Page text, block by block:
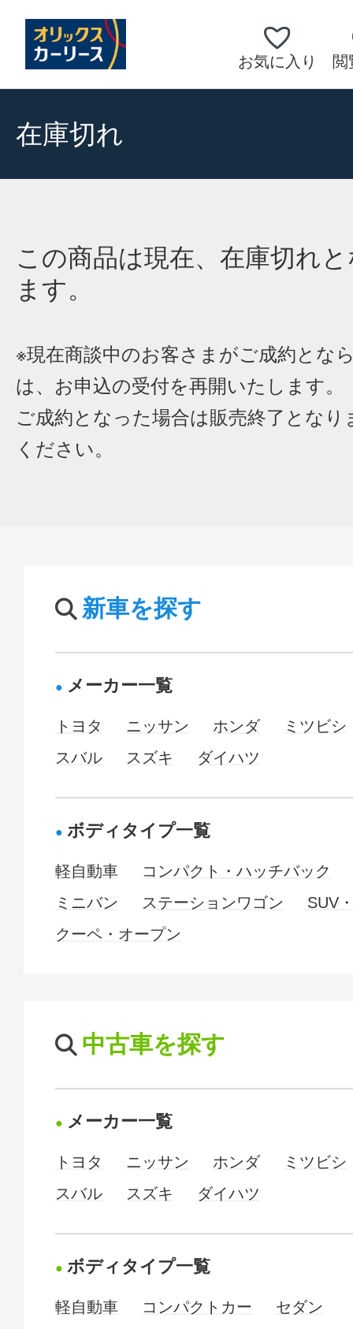
お気に入り 閲
在庫切れ
この商品は現在、在庫切れ
ます。
※現在商談中のお客さまがご成約とな
は、お申込の受付を再開いたします。
ご成約となった場合は販売終了となり
ください。
新車を探す
メーカー一覧
トヨタ ニッサン ホンダ
ミツビシ
スバル
スズキ ダイハツ
ボディタイプ一覧
軽自動車
コンパクト・ハッチバック
ミニバン
ステーションワゴン
SUV
クーペ・オープン
中古車を探す
メーカー一覧
トヨタ ニッサン ホンダ
ミツビシ
スバル
スズキ ダイハツ
ボディタイプ一覧
軽自動車 コンパクトカー
セダン